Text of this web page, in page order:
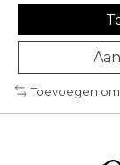
Toevoegen